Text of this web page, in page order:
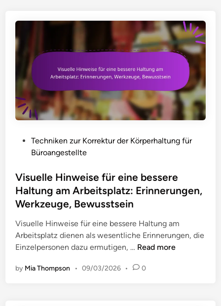
t
e
d
n
Techniken zur Korrektur der Körperhaltung für
Büroangestellte
Visuelle Hinweise für eine bessere
Haltung am Arbeitsplatz: Erinnerungen,
Werkzeuge, Bewusstsein
Visuelle Hinweise für eine bessere Haltung am
Arbeitsplatz dienen als wesentliche Erinnerungen, die
Einzelpersonen dazu ermutigen, … V
s
Read more
by Mia Thompson • 09/03/2026 • 0